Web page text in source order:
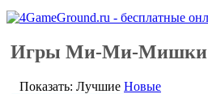
Игры Ми-Ми-Мишки
Показать: Лучшие Новые